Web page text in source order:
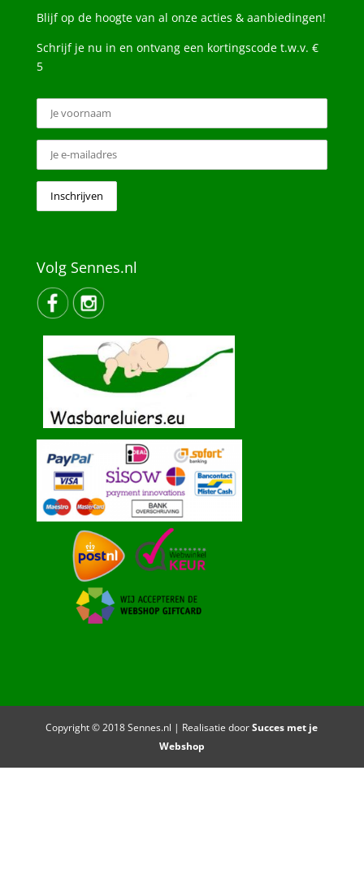
Blijf op de hoogte van al onze acties & aanbiedingen!
Schrijf je nu in en ontvang een kortingscode t.w.v. €
5
Volg Sennes.nl
Copyright © 2018 Sennes.nl | Realisatie doorSucces met je
Webshop